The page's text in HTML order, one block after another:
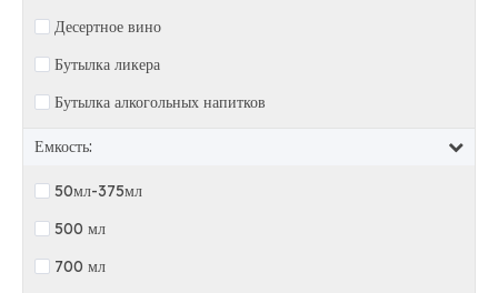
Десертное вино
Бутылка ликера
Бутылка алкогольных напитков
Емкость:
50мл-375мл
500 мл
700 мл